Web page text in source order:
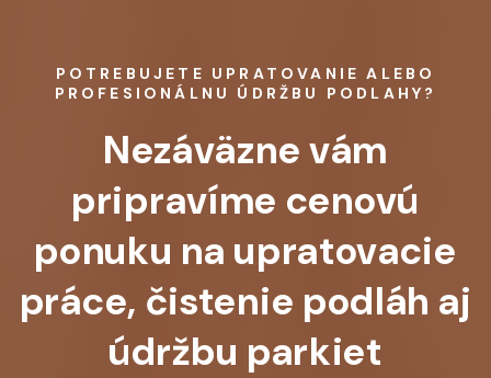
POTREBUJETE UPRATOVANIE ALEBO
PROFESIONÁLNU ÚDRŽBU PODLAHY?
Nezáväzne vám
pripravíme cenovú
ponuku na upratovacie
práce, čistenie podláh aj
údržbu parkiet